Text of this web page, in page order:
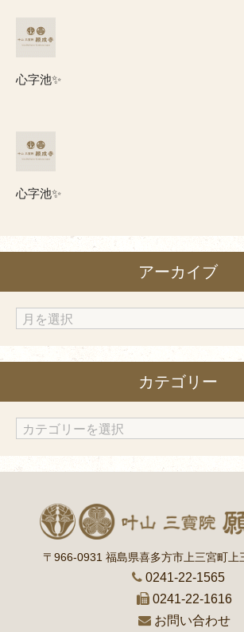
心字池✨
心字池✨
アーカイブ
ア
カ
ブ
カテゴリー
カ
ゴ
〒966-0931 福島県喜多方市上三宮町上
0241-22-1565
0241-22-1616
お問い合わせ